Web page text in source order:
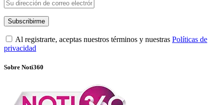
Al registrarte, aceptas nuestros términos y nuestras Políticas de
privacidad
Sobre Noti360